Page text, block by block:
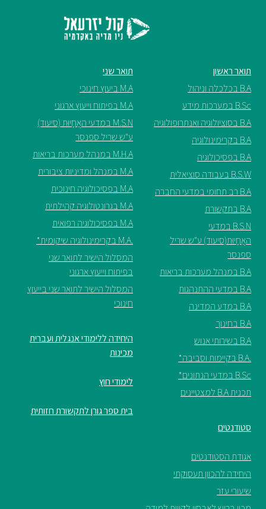
תואר ראשון
B.A בכלכלה וניהול
B.Sc במערכות מידע
B.A בסוציולוגיה ואנתרופולוגיה
B.A בקרימינולוגיה
B.A בפסיכולוגיה
B.S.W בעבודה סוציאלית
B.A רב תחומי במדעי החברה
B.A בתקשורת
B.S.N במדעי
האֲחָיוּת(סיעוד) ע"ש שריל
ספנסר
B.A במנהל מערכות בריאות
B.A במדעי ההתנהגות
B.A במדע המדינה
B.A בחינוך
B.A בשירותי אנוש
.B.A בקיימות וסביבה*
B.Sc במדעי הנתונים*
תכנית B.A למצטיינים
תואר שני
M.A ביעוץ חינוכי
M.A בפיתוח וייעוץ ארגוני
M.S.N במדעי האֲחָיוּת (סיעוד)
ע"ש שריל ספנסר
M.H.A במנהל מערכות בריאות
M.A במנהל ומדיניות ציבורית
M.A בפסיכולוגיה חינוכית
M.A בגרונטולוגיה קהילתית
M.A בפסיכולוגיה רפואית
.M.A בקרימינולוגיה שיקומית*
המסלול הישיר לתואר שני
בפיתוח וייעוץ ארגוני
המסלול הישיר לתואר שני בייעוץ
חינוכי
היחידה ללימודי אנגלית ועברית
מכינות
לימודי חוץ
בית ספר גורן לתקשורת חזותית
סטודנטים
אגודת הסטודנטים
היחידה להכוון תעסוקתי
שיעורי עזר